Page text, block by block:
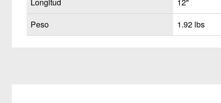
Peso
1.92 lbs